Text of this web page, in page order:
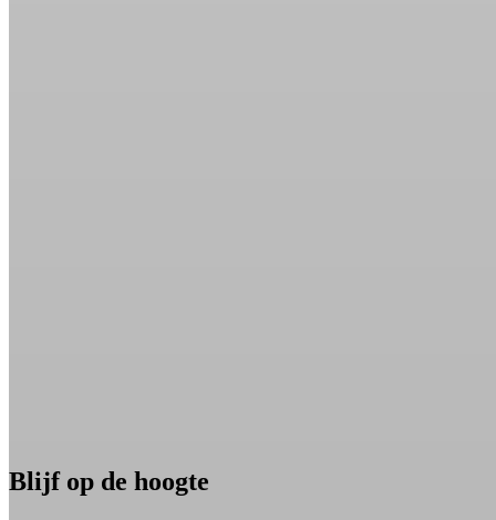
Blijf op de hoogte